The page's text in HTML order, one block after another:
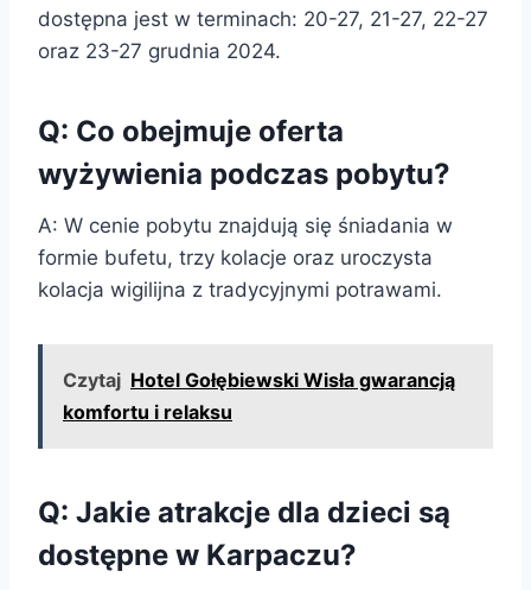
dostępna jest w terminach: 20-27, 21-27, 22-27
oraz 23-27 grudnia 2024.
Q: Co obejmuje oferta
wyżywienia podczas pobytu?
A: W cenie pobytu znajdują się śniadania w
formie bufetu, trzy kolacje oraz uroczysta
kolacja wigilijna z tradycyjnymi potrawami.
Czytaj Hotel Gołębiewski Wisła gwarancją
komfortu i relaksu
Q: Jakie atrakcje dla dzieci są
dostępne w Karpaczu?